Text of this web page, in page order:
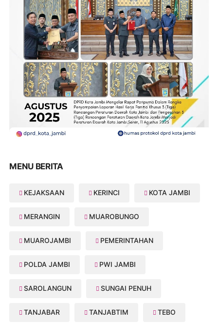
MENU BERITA
KEJAKSAAN KERINCI KOTA JAMBI
MERANGIN MUAROBUNGO
MUAROJAMBI PEMERINTAHAN
POLDA JAMBI PWI JAMBI
SAROLANGUN SUNGAI PENUH
TANJABAR TANJABTIM TEBO